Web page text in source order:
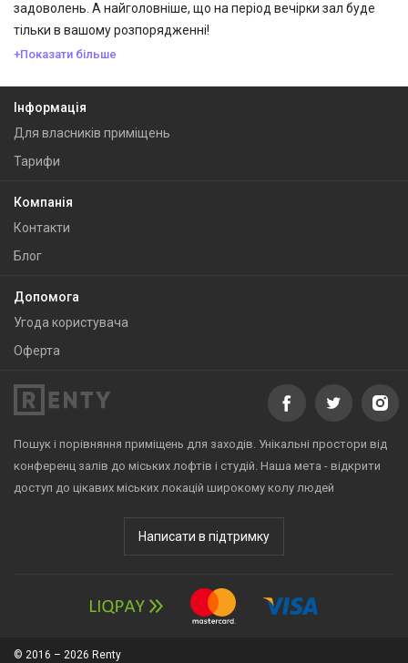
задоволень. А найголовніше, що на період вечірки зал буде
тільки в вашому розпорядженні!
+Показати більше
Інформація
Для власників приміщень
Тарифи
Компанія
Контакти
Блог
Допомога
Угода користувача
Оферта
Пошук і порівняння приміщень для заходів. Унікальні простори від
конференц залів до міських лофтів і студій. Наша мета - відкрити
доступ до цікавих міських локацій широкому колу людей
Написати в підтримку
© 2016 – 2026 Renty